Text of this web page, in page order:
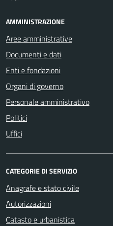
AMMINISTRAZIONE
Aree amministrative
Documenti e dati
Enti e fondazioni
Organi di governo
Personale amministrativo
Politici
Uffici
CATEGORIE DI SERVIZIO
Anagrafe e stato civile
Autorizzazioni
Catasto e urbanistica